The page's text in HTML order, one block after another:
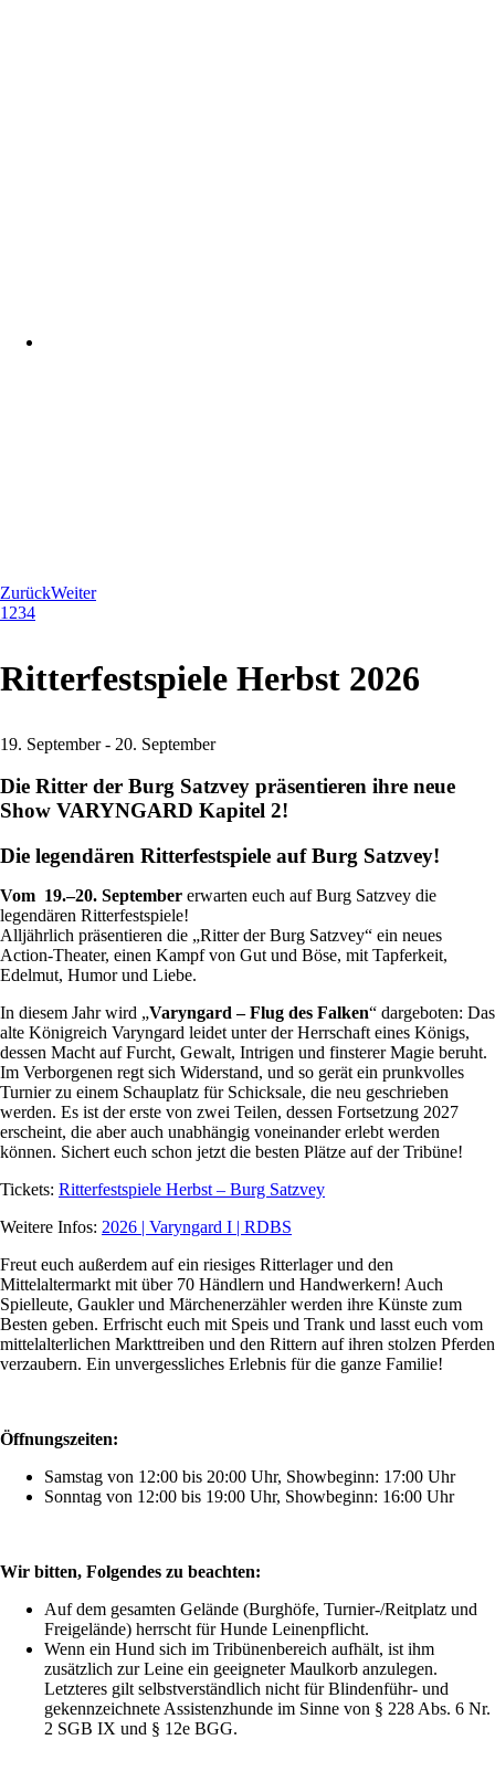
ZurückWeiter
1 234
Ritterfestspiele Herbst 2026
19. September- 20. September
Die Ritter der Burg Satzvey präsentieren ihre neue
Show VARYNGARD Kapitel 2!
Die legendären Ritterfestspiele auf Burg Satzvey!
Vom 19.–20. September erwarten euch auf Burg Satzvey die
legendären Ritterfestspiele!
Alljährlich präsentieren die „Ritter der Burg Satzvey“ ein neues
Action-Theater, einen Kampf von Gut und Böse, mit Tapferkeit,
Edelmut, Humor und Liebe.
In diesem Jahr wird „Varyngard – Flug des Falken“ dargeboten: Das
alte Königreich Varyngard leidet unter der Herrschaft eines Königs,
dessen Macht auf Furcht, Gewalt, Intrigen und finsterer Magie beruht.
Im Verborgenen regt sich Widerstand, und so gerät ein prunkvolles
Turnier zu einem Schauplatz für Schicksale, die neu geschrieben
werden. Es ist der erste von zwei Teilen, dessen Fortsetzung 2027
erscheint, die aber auch unabhängig voneinander erlebt werden
können. Sichert euch schon jetzt die besten Plätze auf der Tribüne!
Tickets: Ritterfestspiele Herbst – Burg Satzvey
Weitere Infos: 2026 | Varyngard I | RDBS
Freut euch außerdem auf ein riesiges Ritterlager und den
Mittelaltermarkt mit über 70 Händlern und Handwerkern! Auch
Spielleute, Gaukler und Märchenerzähler werden ihre Künste zum
Besten geben. Erfrischt euch mit Speis und Trank und lasst euch vom
mittelalterlichen Markttreiben und den Rittern auf ihren stolzen Pferden
verzaubern. Ein unvergessliches Erlebnis für die ganze Familie!
Öffnungszeiten:
Samstag von 12:00 bis 20:00 Uhr, Showbeginn: 17:00 Uhr
Sonntag von 12:00 bis 19:00 Uhr, Showbeginn: 16:00 Uhr
Wir bitten, Folgendes zu beachten:
Auf dem gesamten Gelände (Burghöfe, Turnier-/Reitplatz und
Freigelände) herrscht für Hunde Leinenpflicht.
Wenn ein Hund sich im Tribünenbereich aufhält, ist ihm
zusätzlich zur Leine ein geeigneter Maulkorb anzulegen.
Letzteres gilt selbstverständlich nicht für Blindenführ- und
gekennzeichnete Assistenzhunde im Sinne von § 228 Abs. 6 Nr.
2 SGB IX und § 12e BGG.